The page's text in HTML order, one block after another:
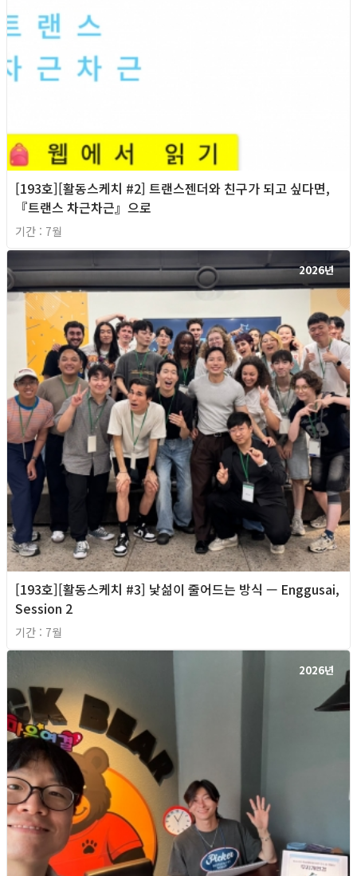
[193호][활동스케치 #2] 트랜스젠더와 친구가 되고 싶다면,
『트랜스 차근차근』으로
기간 : 7월
2026년
[193호][활동스케치 #3] 낯섦이 줄어드는 방식 — Enggusai,
Session 2
기간 : 7월
2026년